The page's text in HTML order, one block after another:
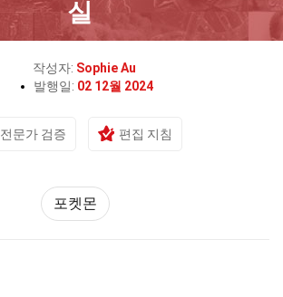
실
작성자: Sophie Au
발행일: 02 12월 2024
전문가 검증 편집 지침
포켓몬